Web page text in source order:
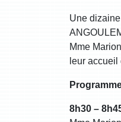
Une
Mme
leur
8h30 –